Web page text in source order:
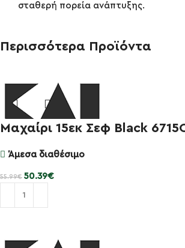
σταθερή πορεία ανάπτυξης.
Περισσότερα Προϊόντα
-10%
Μαχαίρι 15εκ Σεφ Black
Άμεσα διαθέσιμο
55.99€ 50.39€